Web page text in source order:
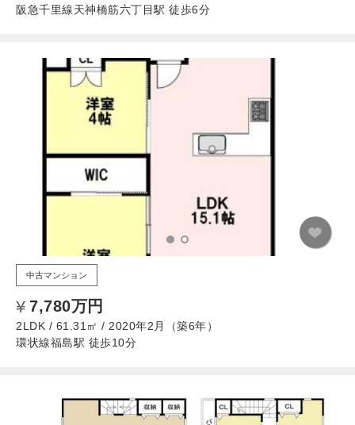
阪急千里線天神橋筋六丁目駅 徒歩6分
中古マンション
7,780万円
2LDK / 61.31㎡ / 2020年2月（築6年）
環状線福島駅 徒歩10分